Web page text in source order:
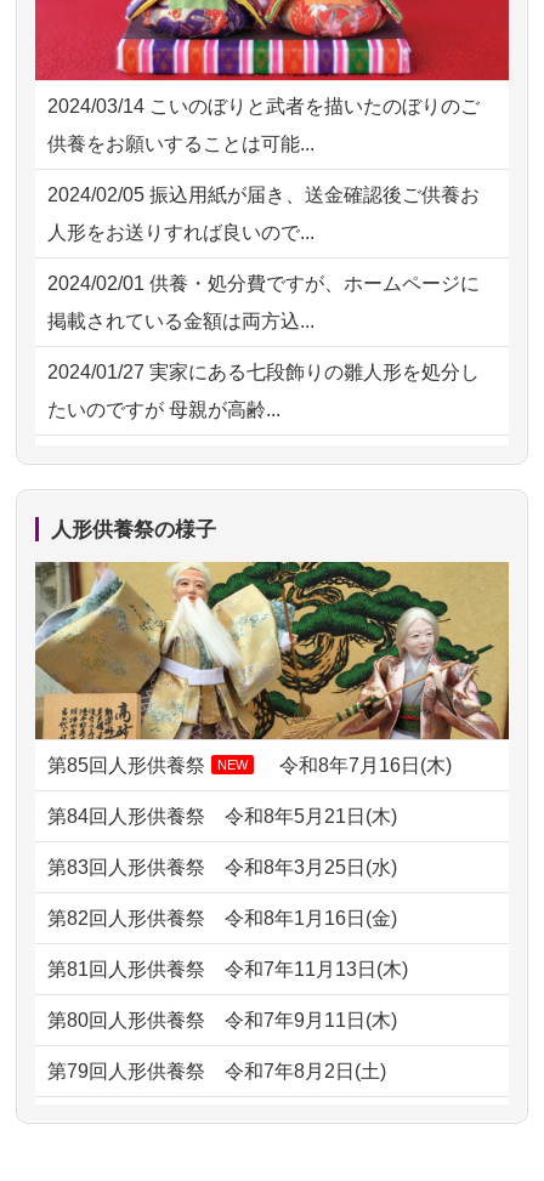
2026/08/01 11:07 さいたの方からお申込み
2026/07/31 17:28 栃木県の方からお申込み
2026/07/31 12:32 東京都の方からお申込み
2026/07/31 10:29 京都市の方からお申込み
2026/07/25供養の内容（料金や送り方等）がとて
も丁寧に説...
2026/07/18 つい先日も利用させていただきまし
た。 手続...
2026/07/18 大切にしていたお人形をきちんと供養
してくださ...
2026/07/15 子供の頃から可愛がってきた七段飾り
の雛人形で...
2026/07/15 お客様の声を読み、丁寧に供養してい
ただけそう...
2026/07/11思い出のある人形達を、ちゃんと供養
したく、花...
2026/07/10家から近かったので。
2026/07/08誰も住んでいない実家の片付けを始め
ました。 ...
2026/07/069年間自由が丘店を見守ってくれてあり
がとう。
2026/07/05 しっかりとお人形たちの供養をしてい
ただけると...
2026/06/30長年大事にしてきた雛人形です、供養
ガラスケースのまま引き取ってくださ
るのが助か...
2024/03/14 こいのぼりと武者を描いたのぼりのご
供養をお願いすることは可能...
2024/02/05 振込用紙が届き、送金確認後ご供養お
人形をお送りすれば良いので...
2024/02/01 供養・処分費ですが、ホームページに
掲載されている金額は両方込...
2024/01/27 実家にある七段飾りの雛人形を処分し
たいのですが 母親が高齢...
2024/01/13剥製の供養・処分をお願いできます
ですが？
2024/01/13お雛様のセットを供養・処分したいの
ですが、お雛様とお内裏様だ...
2024/01/13供養申込みの後、供養祭までお人形は
どうなってるのですか？
2024/01/13会社のようですが、きちんと供養して
供養が終わったお人形以外はどうして
るのですか？
人形供養祭の様子
第85回人形供養祭 NEW 令和8年7月16日(木)
第84回人形供養祭令和8年5月21日(木)
第83回人形供養祭令和8年3月25日(水)
第82回人形供養祭令和8年1月16日(金)
第81回人形供養祭令和7年11月13日(木)
第80回人形供養祭令和7年9月11日(木)
第79回人形供養祭令和7年8月2日(土)
第78回人形供養祭令和7年6月20日(金)